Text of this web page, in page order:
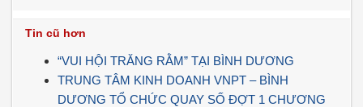
Tin cũ hơn
“VUI HỘI TRĂNG RẰM” TẠI BÌNH DƯƠNG
TRUNG TÂM KINH DOANH VNPT – BÌNH
DƯƠNG TỔ CHỨC QUAY SỐ ĐỢT 1 CHƯƠNG